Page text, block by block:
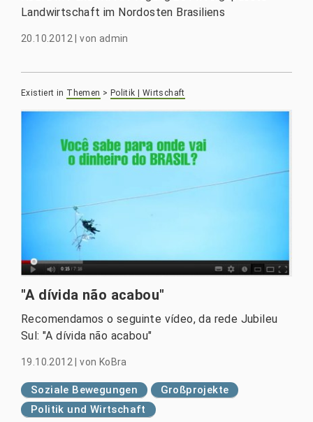
Landwirtschaft im Nordosten Brasiliens
20.10.2012 |von admin
Existiert in Themen > Politik | Wirtschaft
"A dívida não acabou"
Recomendamos o seguinte vídeo, da rede Jubileu
Sul: "A dívida não acabou"
19.10.2012 |von KoBra
Soziale Bewegungen
Großprojekte
Politik und Wirtschaft